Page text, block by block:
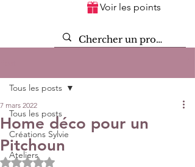
Voir les points
Tous les posts
Créations Sylvie
Ateliers
Tous les posts
Home déco pour un
Pitchoun
7 mars 2022
Noté NaN étoiles sur 5.